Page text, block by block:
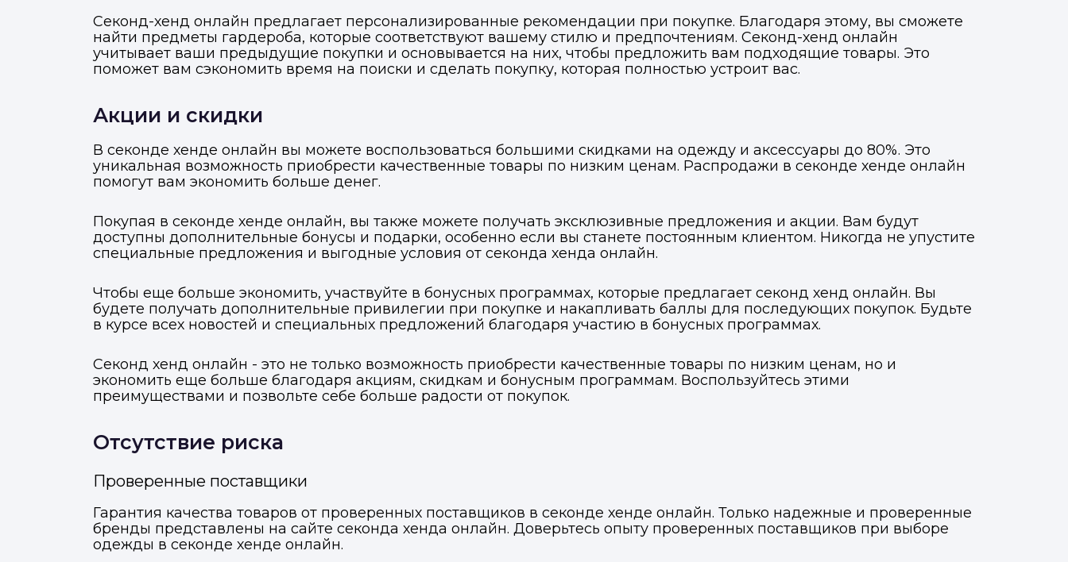
Секонд-хенд онлайн предлагает персонализированные рекомендации при покупке. Благодаря этому, вы сможете
найти предметы гардероба, которые соответствуют вашему стилю и предпочтениям. Секонд-хенд онлайн
учитывает ваши предыдущие покупки и основывается на них, чтобы предложить вам подходящие товары. Это
поможет вам сэкономить время на поиски и сделать покупку, которая полностью устроит вас.
Акции и скидки
В секонде хенде онлайн вы можете воспользоваться большими скидками на одежду и аксессуары до 80%. Это
уникальная возможность приобрести качественные товары по низким ценам. Распродажи в секонде хенде онлайн
помогут вам экономить больше денег.
Покупая в секонде хенде онлайн, вы также можете получать эксклюзивные предложения и акции. Вам будут
доступны дополнительные бонусы и подарки, особенно если вы станете постоянным клиентом. Никогда не упустите
специальные предложения и выгодные условия от секонда хенда онлайн.
Чтобы еще больше экономить, участвуйте в бонусных программах, которые предлагает секонд хенд онлайн. Вы
будете получать дополнительные привилегии при покупке и накапливать баллы для последующих покупок. Будьте
в курсе всех новостей и специальных предложений благодаря участию в бонусных программах.
Секонд хенд онлайн - это не только возможность приобрести качественные товары по низким ценам, но и
экономить еще больше благодаря акциям, скидкам и бонусным программам. Воспользуйтесь этими
преимуществами и позвольте себе больше радости от покупок.
Отсутствие риска
Проверенные поставщики
Гарантия качества товаров от проверенных поставщиков в секонде хенде онлайн. Только надежные и проверенные
бренды представлены на сайте секонда хенда онлайн. Доверьтесь опыту проверенных поставщиков при выборе
одежды в секонде хенде онлайн.